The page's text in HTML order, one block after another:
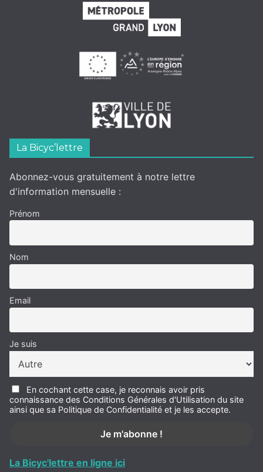
La Bicyc’lettre
Abonnez-vous gratuitement à notre lettre
d'information mensuelle :
Prénom
Nom
Email
Je suis
En cochant cette case, je reconnais avoir pris
connaissance des Conditions Générales d'Utilisation du site
ainsi que sa Politique de Confidentialité et je les accepte.
La Bicyc'lettre en ligne ici